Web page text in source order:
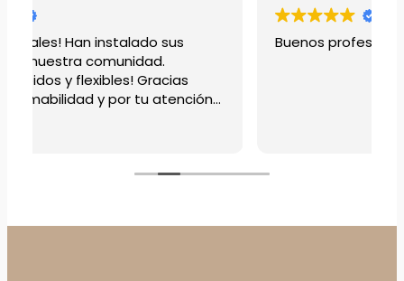
Buenos profesionales